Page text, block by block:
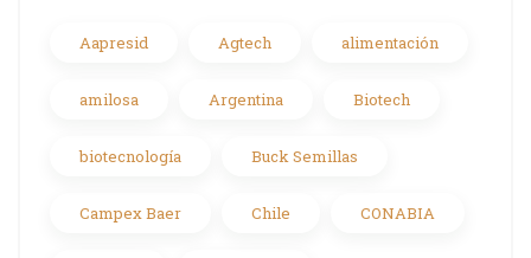
Aapresid Agtech alimentación
amilosa Argentina Biotech
biotecnología Buck Semillas
Campex Baer Chile CONABIA